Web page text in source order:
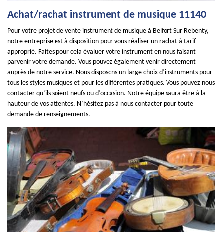
Achat/rachat instrument de musique 11140
Pour votre projet de vente instrument de musique à Belfort Sur Rebenty,
notre entreprise est à disposition pour vous réaliser un rachat à tarif
approprié. Faites pour cela évaluer votre instrument en nous faisant
parvenir votre demande. Vous pouvez également venir directement
auprès de notre service. Nous disposons un large choix d’instruments pour
tous les styles musiques et pour les différentes pratiques. Vous pouvez nous
contacter qu’ils soient neufs ou d’occasion. Notre équipe saura être à la
hauteur de vos attentes. N’hésitez pas à nous contacter pour toute
demande de renseignements.